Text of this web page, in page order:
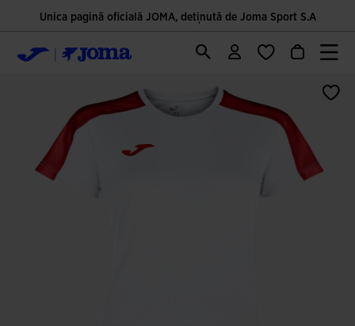
Unica pagină oficială JOMA, deținută de Joma Sport S.A